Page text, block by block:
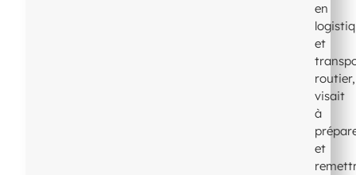
en
et
routier,
visait
à
et